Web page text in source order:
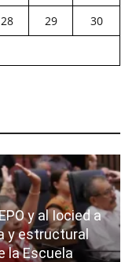
28 29
30
y al Iocied a
y estructural
la Escuela